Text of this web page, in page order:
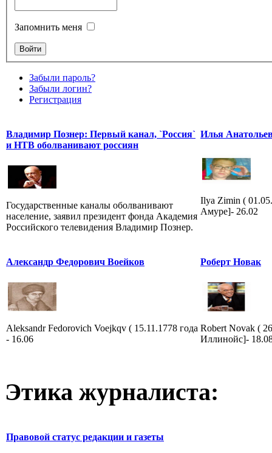
Запомнить меня
Забыли пароль?
Забыли логин?
Регистрация
Владимир Познер: Первый канал, `Россия`
и НТВ оболванивают россиян
Государственные каналы оболванивают
население, заявил президент фонда Академия
Российского телевидения Владимир Познер.
Илья
Ilya Zimin (
Амуре]- 26.02
Александр Федорович Воейков
Aleksandr Fedorovich Voejkqv ( 15.11.1778 года
- 16.06
Роберт Новак
Robert Novak (
Иллинойс]-
Этика журналиста:
Правовой статус редакции и газеты